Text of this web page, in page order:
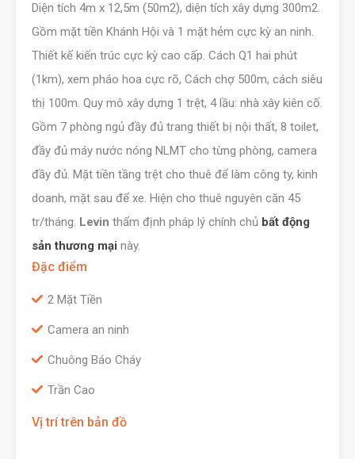
Diện tích 4m x 12,5m (50m2), diện tích xây dựng 300m2.
Gồm mặt tiền Khánh Hội và 1 mặt hẻm cực kỳ an ninh.
Thiết kế kiến trúc cực kỳ cao cấp. Cách Q1 hai phút
(1km), xem pháo hoa cực rõ, Cách chợ 500m, cách siêu
thị 100m. Quy mô xây dựng 1 trệt, 4 lầu: nhà xây kiên cố.
Gồm 7 phòng ngủ đầy đủ trang thiết bị nội thất, 8 toilet,
đầy đủ máy nước nóng NLMT cho từng phòng, camera
đầy đủ. Mặt tiền tầng trệt cho thuê để làm công ty, kinh
doanh, mặt sau để xe. Hiện cho thuê nguyên căn 45
tr/tháng. Levin thẩm định pháp lý chính chủ bất động
sản thương mại này.
Đặc điểm
2 Mặt Tiền
Camera an ninh
Chuông Báo Cháy
Trần Cao
Vị trí trên bản đồ